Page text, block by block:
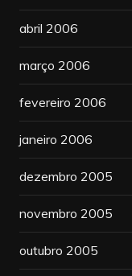
abril 2006
março 2006
fevereiro 2006
janeiro 2006
dezembro 2005
novembro 2005
outubro 2005